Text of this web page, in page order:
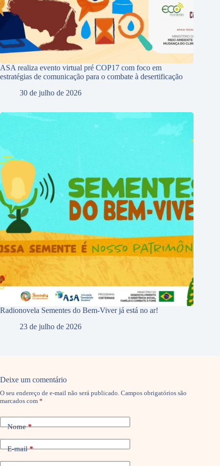
ASA realiza evento virtual pré COP17 com foco em
estratégias de comunicação para o combate à desertificação
30 de julho de 2026
Radionovela Sementes do Bem-Viver já está no ar!
23 de julho de 2026
Deixe um comentário
O seu endereço de e-mail não será publicado. Campos obrigatórios são
marcados com *
Nome*
E-mail*